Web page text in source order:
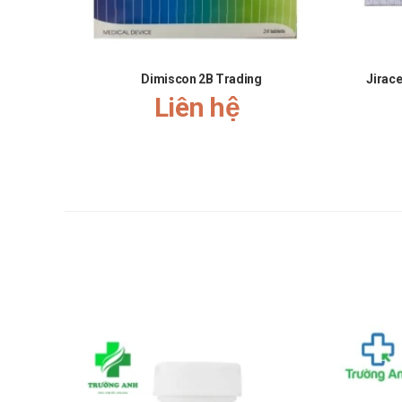
Tương tác thuốc Kagasdine
Clopidogrel
Trong trường hợp khẩn cấp, hãy gọi ngay cho Trung
Ngoài ra, bạn cần ghi lại và mang theo danh sách
Bảo quản
Bảo quản ở nơi khô ráo, thoáng mát, tránh ánh sáng
Dimiscon 2B Trading
Liên hệ